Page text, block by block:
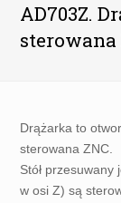
AD703Z.
sterowana
Drążarka to
sterowana ZNC.
Stół
w osi Z) są